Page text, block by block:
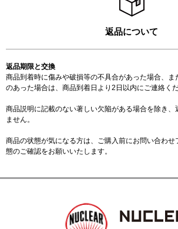
返品について
返品期限と交換
商品到着時に傷みや破損等の不具合があった場合、ま
のあった場合は、商品到着日より2日以内にご連絡くだ
商品説明に記載のない著しい欠陥がある場合を除き、
ません。
商品の状態が気になる方は、ご購入前にお問い合わせ
態のご確認をお願いいたします。